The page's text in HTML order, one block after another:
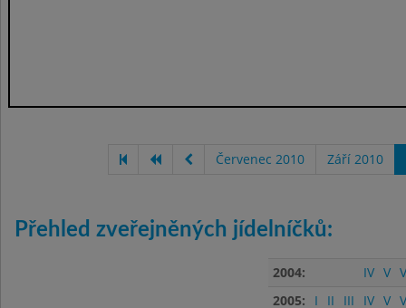
Červenec 2010 Září 2010
Přehled zveřejněných jídelníčků:
2004: IV V
2005:
I II III IV V